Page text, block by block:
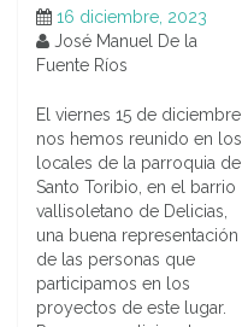
16 diciembre, 2023
José Manuel De la
Fuente Ríos
El viernes 15 de diciembre
nos hemos reunido en los
locales de la parroquia de
Santo Toribio, en el barrio
vallisoletano de Delicias,
una buena representación
de las personas que
participamos en los
proyectos de este lugar.